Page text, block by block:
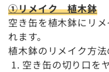
①リメイク 植木鉢
空き缶を植木鉢にリ
れます。
植木鉢のリメイク方法
空き缶の切り口を